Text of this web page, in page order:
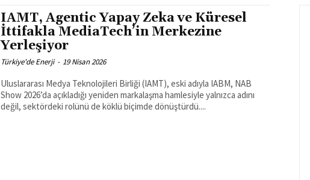
IAMT, Agentic Yapay Zeka ve Küresel
İttifakla MediaTech’in Merkezine
Yerleşiyor
Türkiye'de Enerji - 19 Nisan 2026
Uluslararası Medya Teknolojileri Birliği (IAMT), eski adıyla IABM, NAB
Show 2026’da açıkladığı yeniden markalaşma hamlesiyle yalnızca adını
değil, sektördeki rolünü de köklü biçimde dönüştürdü....